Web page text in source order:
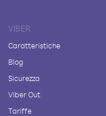
VIBER
Caratteristiche
Blog
Sicurezza
Viber Out
Tariffe